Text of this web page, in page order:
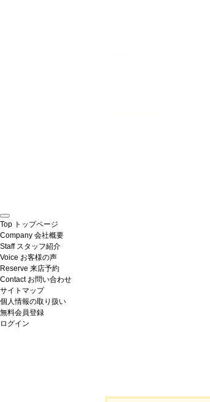
Top トップページ
Company 会社概要
Staff スタッフ紹介
Voice お客様の声
Reserve 来店予約
Contact お問い合わせ
サイトマップ
個人情報の取り扱い
無料会員登録
ログイン